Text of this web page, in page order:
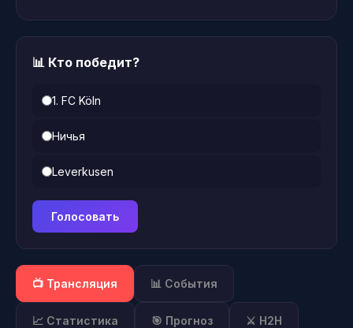
📊 Кто победит?
1. FC Köln
Ничья
Leverkusen
Голосовать
📺 Трансляция 📊 События
📈 Статистика 🎯 Прогноз ⚔️ H2H